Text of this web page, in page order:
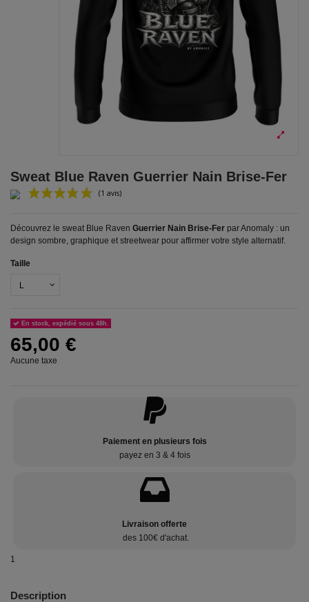
Sweat Blue Raven Guerrier Nain Brise-Fer
Découvrez le sweat Blue Raven Guerrier Nain Brise-Fer par Anomaly : un
design sombre, graphique et streetwear pour affirmer votre style alternatif.
Taille
En stock, expédié sous 48h.
65,00 €
Aucune taxe
Paiement en plusieurs fois
payez en 3 & 4 fois
Livraison offerte
des 100€ d'achat.
1
Description